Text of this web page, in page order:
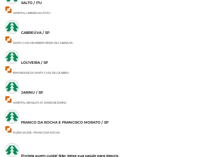
SALTO / ITU
HOSPITAL UNIMED SALTO ITU
CABREÚVA / SP
SANTA CASA DE MISERICÓRDIA DE CABREUVA
LOUVEIRA / SP
IRMANDADE DA SANTA CASA DE LOUVEIRA
JARINU / SP
HOSPITAL ISRAELITA ST. JAMES DE JARINU
FRANCO DA ROCHA E FRANCISCO MORATO / SP
PLENA SAÚDE - FRANCO DA ROCHA
Proteja quem cuida! Não deixe sua saúde para depois.